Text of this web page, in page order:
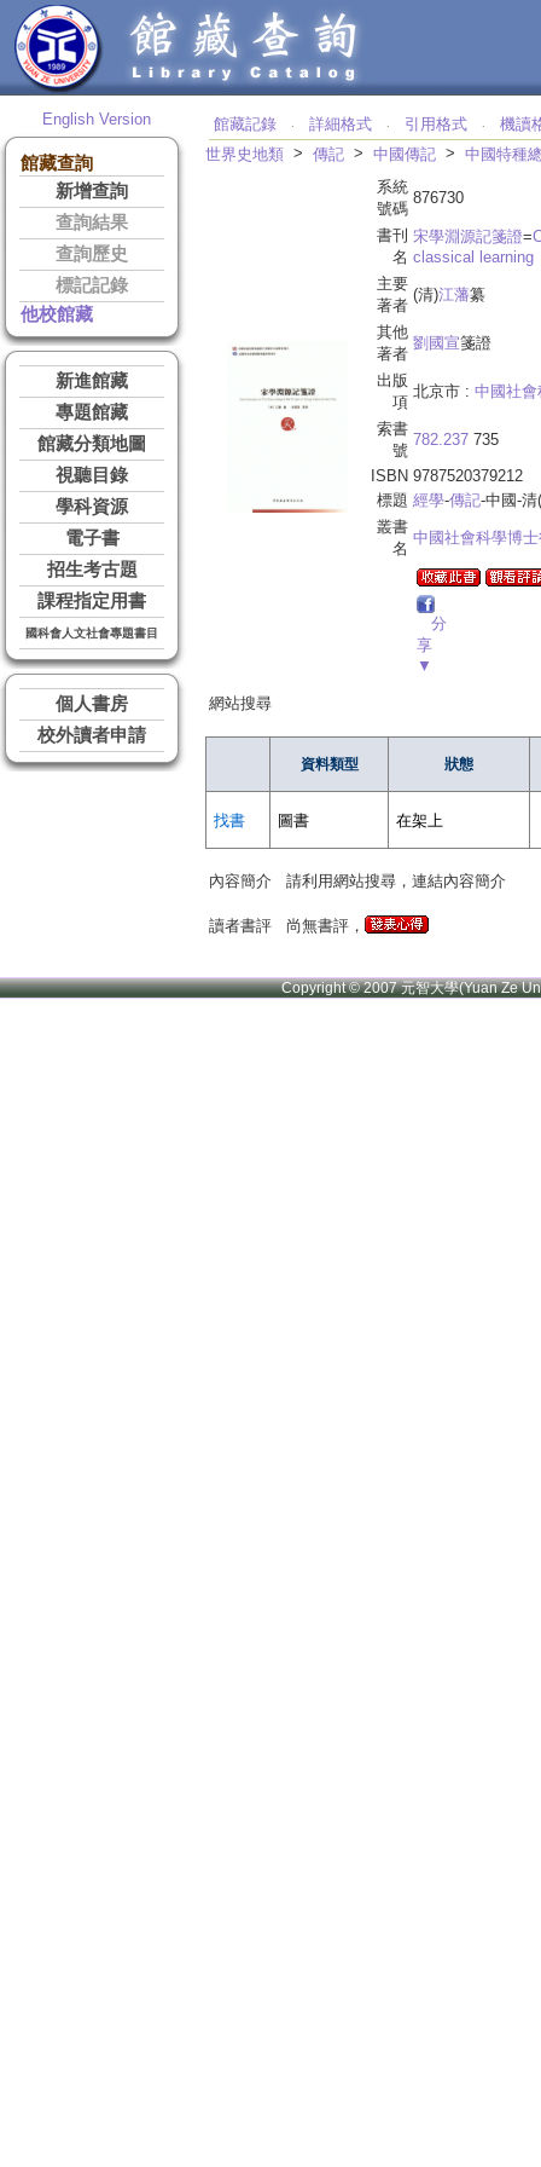
English Version
館藏查詢
新增查詢
查詢結果
查詢歷史
標記記錄
他校館藏
新進館藏
專題館藏
館藏分類地圖
視聽目錄
學科資源
電子書
招生考古題
課程指定用書
國科會人文社會專題書目
個人書房
校外讀者申請
館藏記錄 ‧ 詳細格式 ‧ 引用格式 ‧
機讀
世界史地類 > 傳記 > 中國傳記 > 中國特種
系統
號碼
876730
書刊
名
宋學淵源記箋證=
classical learning
主要
著者
(清)江藩纂
其他
著者
劉國宣箋證
出版
項
北京市 : 中國社
索書
號
782.237 735
ISBN 9787520379212
標題 經學-傳記-中國-清
叢書
名
中國社會科學博
分
享
▼
網站搜尋
資料類型 狀態
找書 圖書 在架上
內容簡介 請利用網站搜尋，連結內容簡介
讀者書評 尚無書評，
Copyright © 2007 元智大學(Yuan Ze